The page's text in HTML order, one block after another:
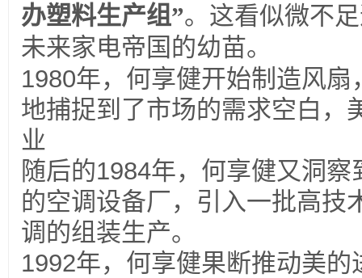
办塑料生产组”。 这看似微不
未来家电帝国的幼苗。
1980年，何享健开始制造风
地捕捉到了市场的需求空白，
业
随后的1984年，何享健又洞察
的空调设备厂，引入一批高技
调的组装生产。
1992年，何享健果断推动美